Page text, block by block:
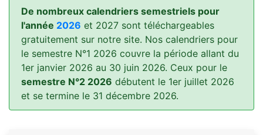
De nombreux calendriers semestriels pour
l'année 2026 et 2027 sont téléchargeables
gratuitement sur notre site. Nos calendriers pour
le semestre N°1 2026 couvre la période allant du
1er janvier 2026 au 30 juin 2026. Ceux pour le
semestre N°2 2026 débutent le 1er juillet 2026
et se termine le 31 décembre 2026.